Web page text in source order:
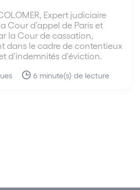
Expert judiciaire
Cour d’appel de Paris et
la Cour de cassation,
dans le cadre de contentieux
d’indemnités d’éviction.
6 minute(s) de lecture